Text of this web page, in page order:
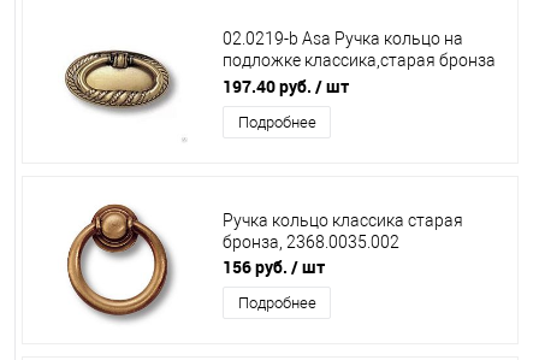
02.0219-b Asa Ручка кольцо на
подложке классика,старая бронза
BRASS
197.40 руб. / шт
Подробнее
Ручка кольцо классика старая
бронза, 2368.0035.002
156 руб. / шт
Подробнее